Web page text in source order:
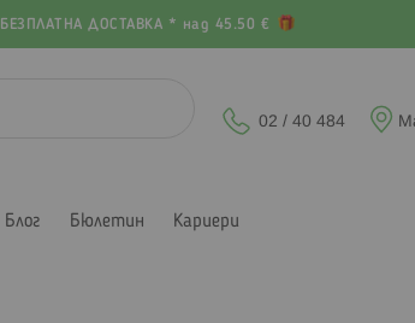
БЕЗПЛАТНА ДОСТАВКА * над 45.50 €
02 / 40 484
Блог Бюлетин Кариери